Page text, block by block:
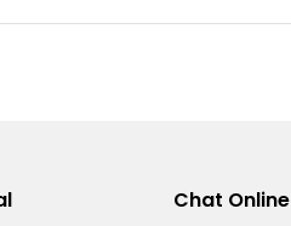
Chat Online